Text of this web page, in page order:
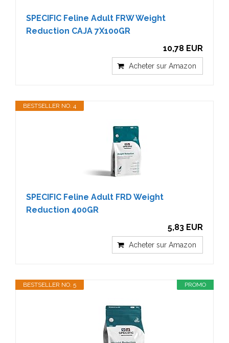
SPECIFIC Feline Adult FRW Weight
Reduction CAJA 7X100GR
10,78 EUR
Acheter sur Amazon
BESTSELLER NO. 4
SPECIFIC Feline Adult FRD Weight
Reduction 400GR
5,83 EUR
Acheter sur Amazon
PROMO
BESTSELLER NO. 5